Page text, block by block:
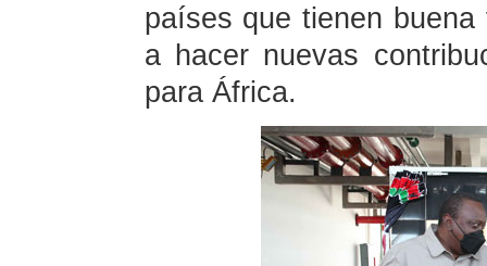
países que tienen
a hacer nuevas
para África.